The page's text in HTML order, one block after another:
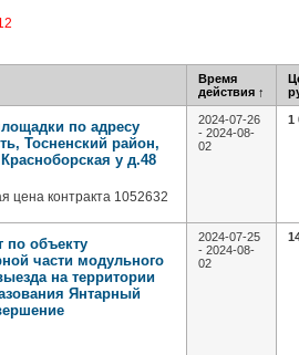
Время
действия ↑
по адресу
Тосненский район,
у д.48
цена контракта 1052632
2024-07-26
- 2024-08-
02
1
по объекту
части модульного
на территории
Янтарный
2024-07-25
- 2024-08-
02